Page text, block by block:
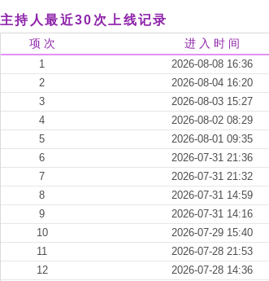
主持人最近30次上线记录
项 次 进 入 时 间
1 2026-08-08 16:36
2
2026-08-04 16:20
3
2026-08-03 15:27
4
2026-08-02 08:29
5
2026-08-01 09:35
6
2026-07-31 21:36
7
2026-07-31 21:32
8
2026-07-31 14:59
9
2026-07-31 14:16
10
2026-07-29 15:40
11
2026-07-28 21:53
12
2026-07-28 14:36